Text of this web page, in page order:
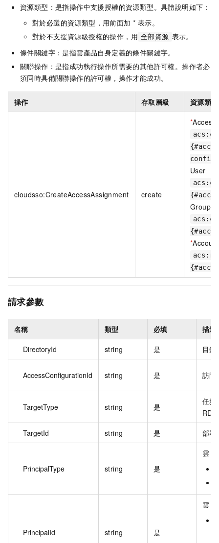
資源類型：是指操作中支援授權的資源類型。具體說明如下：
對於必選的資源類型，用前面加 * 表示。
對於不支援資源級授權的操作，用 全部資源 表示。
條件關鍵字：是指雲產品自身定義的條件關鍵字。
關聯操作：是指成功執行操作所需要的其他許可權。操作者必
須同時具備關聯操作的許可權，操作才能成功。
操作 存取層級 資源類型
cloudsso:CreateAccessAssignment create
*
User
Group
*Account
請求參數
名稱 類型 必填 描述
DirectoryId string 是 目錄
AccessConfigurationId string 是 訪問
TargetType string 是
任務
RD
TargetId string 是 部署
PrincipalType string 是
雲
PrincipalId string 是
雲